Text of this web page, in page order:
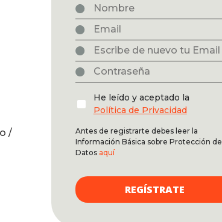
/
He leído y aceptado la
Política de Privacidad
Antes de registrarte debes leer la
Información Básica sobre Protección de
Datos aquí